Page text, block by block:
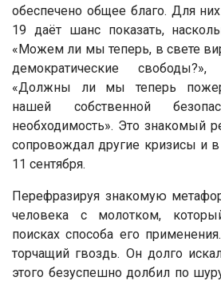
обеспечено общее благо. Для
19 даёт шанс показать,
«Можем ли мы теперь, в свете
демократические
«Должны ли мы теперь
нашей собственной
необходимость». Это знакомый
сопровождал другие кризисы и
11 сентября.
Перефразируя знакомую
человека с молотком,
поисках способа его
торчащий гвоздь. Он долго
этого безуспешно долбил по